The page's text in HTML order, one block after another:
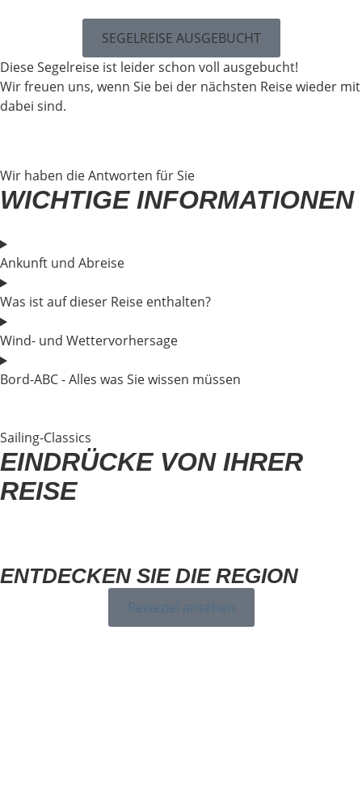
SEGELREISE AUSGEBUCHT
Diese Segelreise ist leider schon voll ausgebucht!
Wir freuen uns, wenn Sie bei der nächsten Reise wieder mit
dabei sind.
Wir haben die Antworten für Sie
WICHTIGE INFORMATIONEN
Ankunft und Abreise
Was ist auf dieser Reise enthalten?
Wind- und Wettervorhersage
Bord-ABC - Alles was Sie wissen müssen
Sailing-Classics
EINDRÜCKE VON IHRER
REISE
ENTDECKEN SIE DIE REGION
Reiseziel ansehen